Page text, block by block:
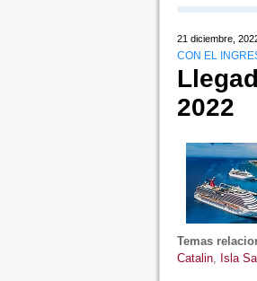
21 diciembre,
CON EL
2022
Temas
Catalin, Isla